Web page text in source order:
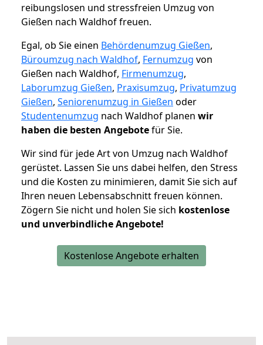
reibungslosen und stressfreien Umzug von
Gießen nach Waldhof freuen.
Egal, ob Sie einen Behördenumzug Gießen,
Büroumzug nach Waldhof, Fernumzug von
Gießen nach Waldhof, Firmenumzug,
Laborumzug Gießen, Praxisumzug, Privatumzug
Gießen, Seniorenumzug in Gießen oder
Studentenumzug nach Waldhof planen wir
haben die besten Angebotefür Sie.
Wir sind für jede Art von Umzug nach Waldhof
gerüstet. Lassen Sie uns dabei helfen, den Stress
und die Kosten zu minimieren, damit Sie sich auf
Ihren neuen Lebensabschnitt freuen können.
Zögern Sie nicht und holen Sie sich kostenlose
und unverbindliche Angebote!
Kostenlose Angebote erhalten